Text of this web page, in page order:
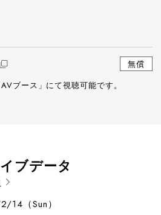
無償
ブース」にて視聴可能です。
ブデータ
14（Sun）